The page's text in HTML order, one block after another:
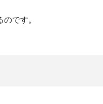
です。